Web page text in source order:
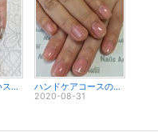
人気がとまらないスターギャラクシーネイル:学芸大学ネイルサロン
ハンドケアコースのご紹介：学芸大学 祐天寺ネイルサロン
2020-08-31